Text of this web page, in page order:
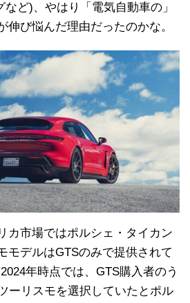
ど)、やはり「電気自動車の」
伸び悩んだ理由だったのかな。
カ市場ではポルシェ・タイカン
モデルはGTSのみで提供されて
年時点では、GTS購入者のう
ーリスモを選択していたとポル